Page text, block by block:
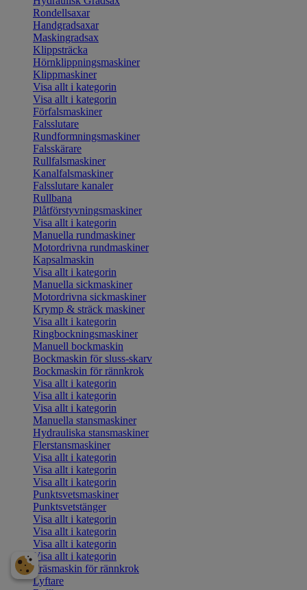
Rondellsaxar
Handgradsaxar
Maskingradsax
Klippsträcka
Hörnklippningsmaskiner
Klippmaskiner
Visa allt i kategorin
Visa allt i kategorin
Förfalsmaskiner
Falsslutare
Rundformningsmaskiner
Falsskärare
Rullfalsmaskiner
Kanalfalsmaskiner
Falsslutare kanaler
Rullbana
Plåtförstyvningsmaskiner
Visa allt i kategorin
Manuella rundmaskiner
Motordrivna rundmaskiner
Kapsalmaskin
Visa allt i kategorin
Manuella sickmaskiner
Motordrivna sickmaskiner
Krymp & sträck maskiner
Visa allt i kategorin
Ringbockningsmaskiner
Manuell bockmaskin
Bockmaskin för sluss-skarv
Bockmaskin för rännkrok
Visa allt i kategorin
Visa allt i kategorin
Visa allt i kategorin
Manuella stansmaskiner
Hydrauliska stansmaskiner
Flerstansmaskiner
Visa allt i kategorin
Visa allt i kategorin
Visa allt i kategorin
Punktsvetsmaskiner
Punktsvetstänger
Visa allt i kategorin
Visa allt i kategorin
Visa allt i kategorin
Visa allt i kategorin
Fräsmaskin för rännkrok
Lyftare